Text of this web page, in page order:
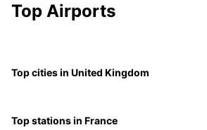
Top Airports
Top cities in United Kingdom
Top stations in France